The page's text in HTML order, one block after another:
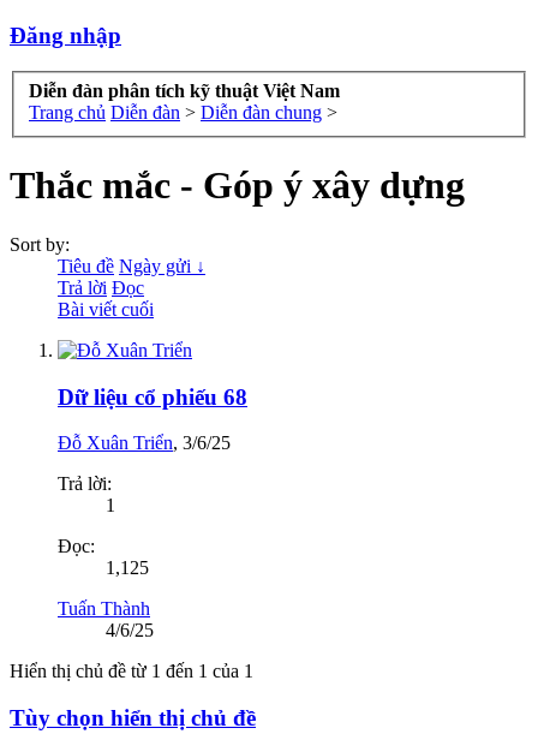
Đăng nhập
Diễn đàn phân tích kỹ thuật Việt Nam
Trang chủ Diễn đàn > Diễn đàn chung >
Thắc mắc - Góp ý xây dựng
Sort by:
Tiêu đề Ngày gửi ↓
Trả lời Đọc
Bài viết cuối
Dữ liệu cổ phiếu 68
Đỗ Xuân Triển, 3/6/25
Trả lời:
1
Đọc:
1,125
Tuấn Thành
4/6/25
Hiển thị chủ đề từ 1 đến 1 của 1
Tùy chọn hiển thị chủ đề